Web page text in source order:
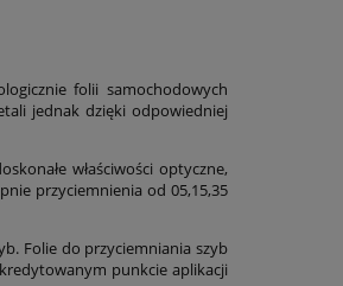
folii samochodowych
jednak dzięki odpowiedniej
właściwości optyczne,
przyciemnienia od 05,15,35
Folie do przyciemniania szyb
punkcie aplikacji